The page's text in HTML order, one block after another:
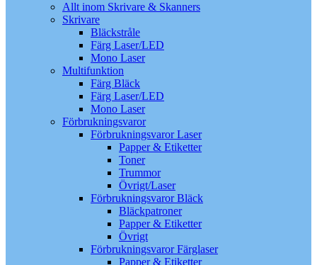
Allt inom Skrivare & Skanners
Skrivare
Bläckstråle
Färg Laser/LED
Mono Laser
Multifunktion
Färg Bläck
Färg Laser/LED
Mono Laser
Förbrukningsvaror
Förbrukningsvaror Laser
Papper & Etiketter
Toner
Trummor
Övrigt/Laser
Förbrukningsvaror Bläck
Bläckpatroner
Papper & Etiketter
Övrigt
Förbrukningsvaror Färglaser
Papper & Etiketter